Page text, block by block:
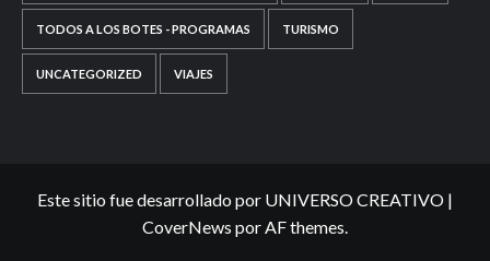
TODOS A LOS BOTES - PROGRAMAS TURISMO
UNCATEGORIZED VIAJES
Este sitio fue desarrollado por UNIVERSO CREATIVO |
CoverNews por AF themes.